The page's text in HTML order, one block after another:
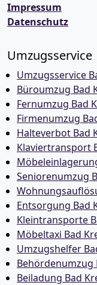
Impressum
Datenschutz
Umzugsservice
Umzugsservice
Büroumzug Bad
Fernumzug Bad
Firmenumzug
Halteverbot Bad
Klaviertransport
Seniorenumzug
Entsorgung Bad
Kleintransporte
Möbeltaxi Bad
Umzugshelfer
Behördenumzug
Beiladung Bad